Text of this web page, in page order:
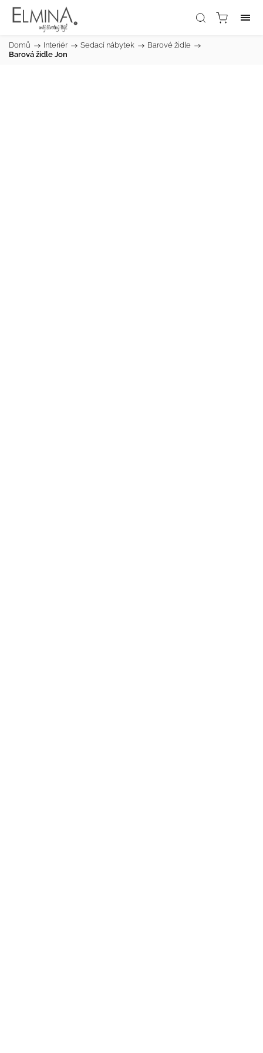
Domů / Interiér / Sedací nábytek / Barové židle /
Barová židle Jon